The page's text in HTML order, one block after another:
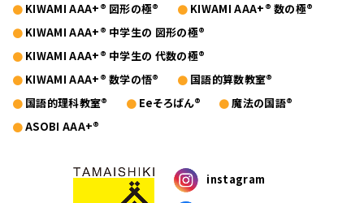
KIWAMI AAA+® 図形の極®
KIWAMI AAA+® 数の極®
KIWAMI AAA+® 中学生の 図形の極®
KIWAMI AAA+® 中学生の 代数の極®
KIWAMI AAA+® 数学の悟®
国語的算数教室®
国語的理科教室®
Eeそろばん®
魔法の国語®
ASOBI AAA+®
instagram